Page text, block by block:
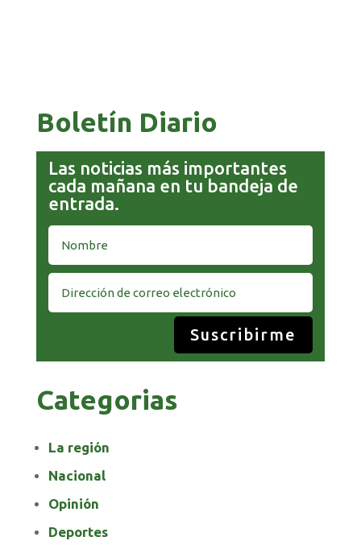
Boletín Diario
Las noticias más importantes
cada mañana en tu bandeja de
entrada.
Suscribirme
Categorias
La región
Nacional
Opinión
Deportes